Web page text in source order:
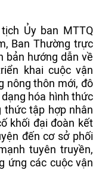
Ủy ban MTTQ
Ban Thường trực
bản hướng dẫn về
khai cuộc vận
nông thôn mới, đô
hóa hình thức
thức tập hợp nhân
khối đại đoàn kết
đến cơ sở phối
tuyên truyền,
ứng các cuộc vận